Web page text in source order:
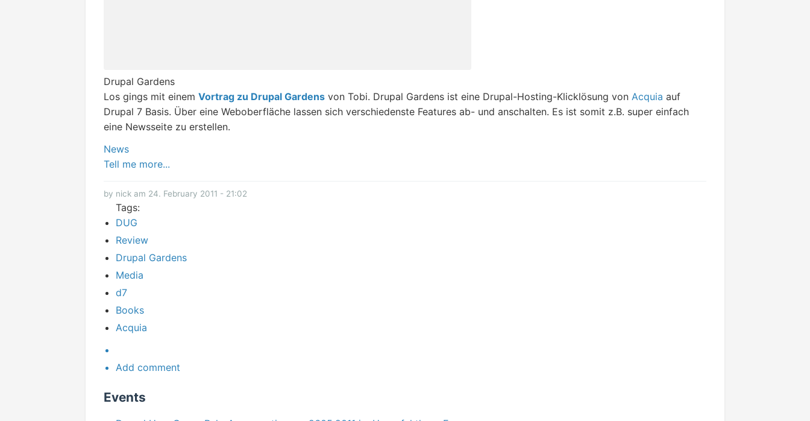
Drupal Gardens
Los gings mit einem Vortrag zu Drupal Gardens von Tobi. Drupal Gardens ist eine Drupal-Hosting-Klicklösung von Acquia auf
Drupal 7 Basis. Über eine Weboberfläche lassen sich verschiedenste Features ab- und anschalten. Es ist somit z.B. super einfach
eine Newsseite zu erstellen.
News
Tell me more...
by nick am 24. February 2011 - 21:02
Tags:
DUG
Review
Drupal Gardens
Media
d7
Books
Acquia
Add comment
Events